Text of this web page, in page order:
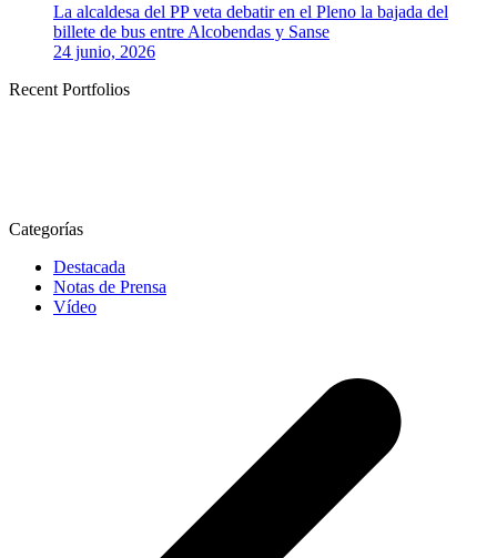
La alcaldesa del PP veta debatir en el Pleno la bajada del
billete de bus entre Alcobendas y Sanse
24 junio, 2026
Recent Portfolios
Categorías
Destacada
Notas de Prensa
Vídeo